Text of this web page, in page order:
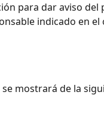
para dar aviso del
indicado en
mostrará de la